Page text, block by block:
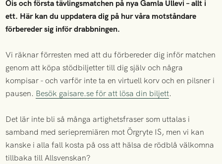
Öis och första tävlingsmatchen på nya Gamla Ullevi – allt i
ett. Här kan du uppdatera dig på hur våra motståndare
förbereder sig inför drabbningen.
Vi räknar förresten med att du förbereder dig inför matchen
genom att köpa stödbiljetter till dig själv och några
kompisar - och varför inte ta en virtuell korv och en pilsner i
pausen. Besök gaisare.se för att lösa din biljett.
Det lär inte bli så många artighetsfraser som uttalas i
samband med seriepremiären mot Örgryte IS, men vi kan
kanske i alla fall kosta på oss att hälsa de rödblå välkomna
tillbaka till Allsvenskan?